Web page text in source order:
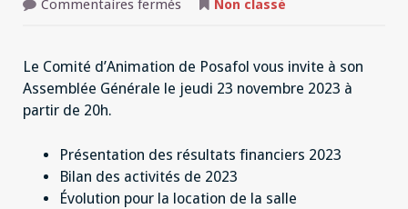
Commentaires ferméssur Non classé
Le Comité d’Animation de Posafol vous invite à son
Assemblée Générale le jeudi 23 novembre 2023 à
partir de 20h.
Présentation des résultats financiers 2023
Bilan des activités de 2023
Évolution pour la location de la salle